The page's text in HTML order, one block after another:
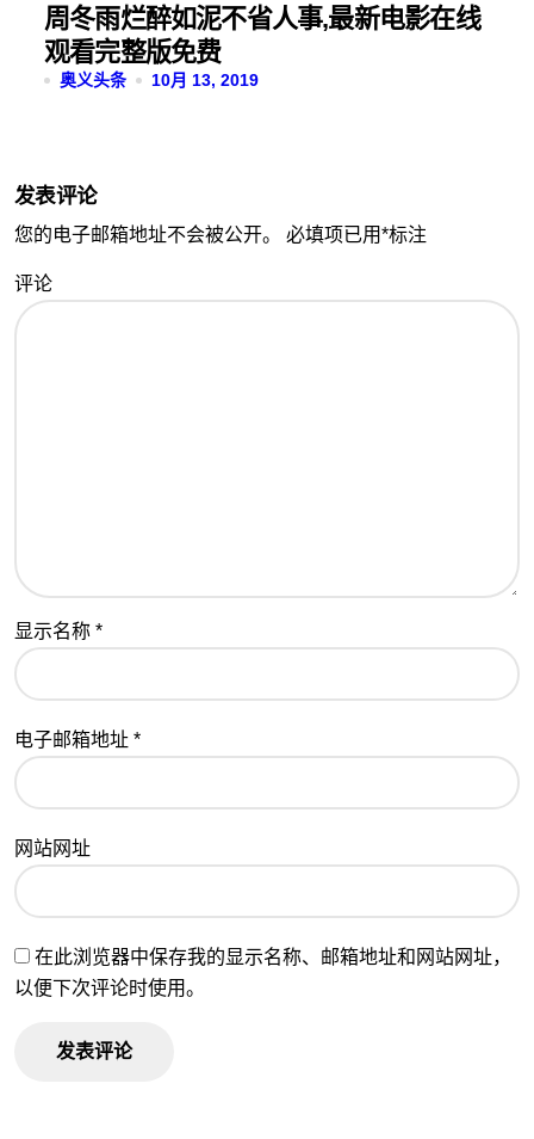
周冬雨烂醉如泥不省人事,最新电影在线
观看完整版免费
奥义头条 10月 13, 2019
发表评论
您的电子邮箱地址不会被公开。 必填项已用*标注
评论
显示名称 *
电子邮箱地址 *
网站网址
在此浏览器中保存我的显示名称、邮箱地址和网站网址，
以便下次评论时使用。